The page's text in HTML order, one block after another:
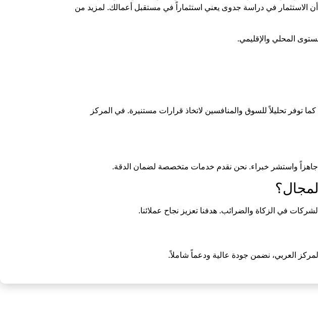
أن الاستثمار في دراسة جدوى يعني استثماراً في مستقبل أعمالك. لمزيد من
توفر تحليلاً للسوق والمنافسين لاتخاذ قرارات مستنيرة. في المركز
جاهزاً واستشر خبراء. نحن نقدم خدمات متخصصة لضمان الدقة.
في الزكاة والضرائب. هدفنا تعزيز نجاح عملائنا.
المركز العربي، نضمن جودة عالية ودعماً شاملاً.